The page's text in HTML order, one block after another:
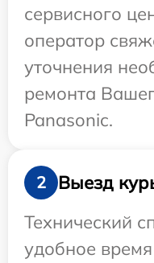
сервисного
оператор
уточнения
ремонта
Panasonic.
2
Выезд
Технический
удобное